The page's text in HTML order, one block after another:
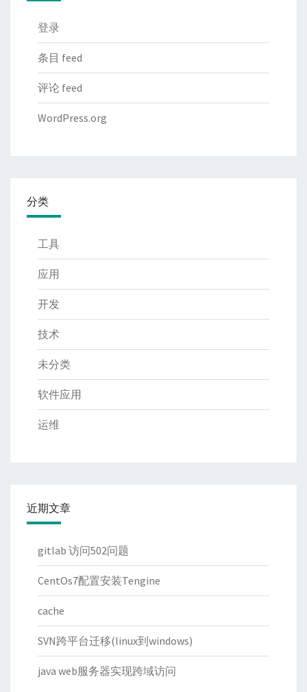
登录
条目 feed
评论 feed
WordPress.org
分类
工具
应用
开发
技术
未分类
软件应用
运维
近期文章
gitlab 访问502问题
CentOs7配置安装Tengine
cache
SVN跨平台迁移(linux到windows)
java web服务器实现跨域访问